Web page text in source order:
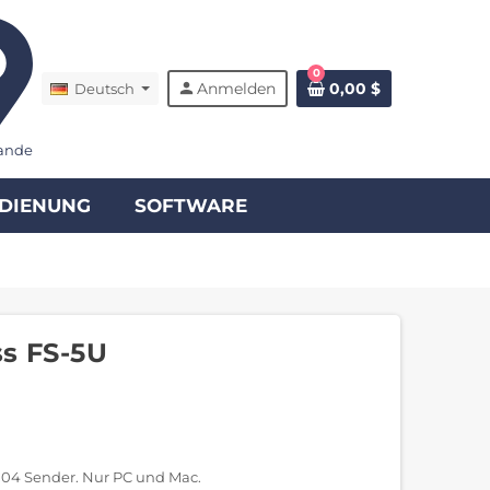
Deutsch person Anmelden
0
0,00 $
SOFTWARE
FS-5U
Sender. Nur PC und Mac.